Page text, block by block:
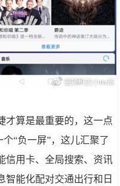
才算是最重要的，这一点
“负一屏”，这儿汇聚了
信用卡、全局搜索、资讯
智能化配对交通出行和日